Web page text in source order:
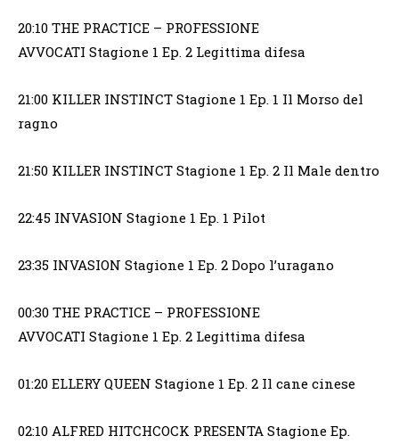
20:10 THE PRACTICE – PROFESSIONE
AVVOCATI Stagione 1 Ep. 2 Legittima difesa
21:00 KILLER INSTINCT Stagione 1 Ep. 1 Il Morso del
ragno
21:50 KILLER INSTINCT Stagione 1 Ep. 2 Il Male dentro
22:45 INVASION Stagione 1 Ep. 1 Pilot
23:35 INVASION Stagione 1 Ep. 2 Dopo l’uragano
00:30 THE PRACTICE – PROFESSIONE
AVVOCATI Stagione 1 Ep. 2 Legittima difesa
01:20 ELLERY QUEEN Stagione 1 Ep. 2 Il cane cinese
02:10 ALFRED HITCHCOCK PRESENTA Stagione Ep.